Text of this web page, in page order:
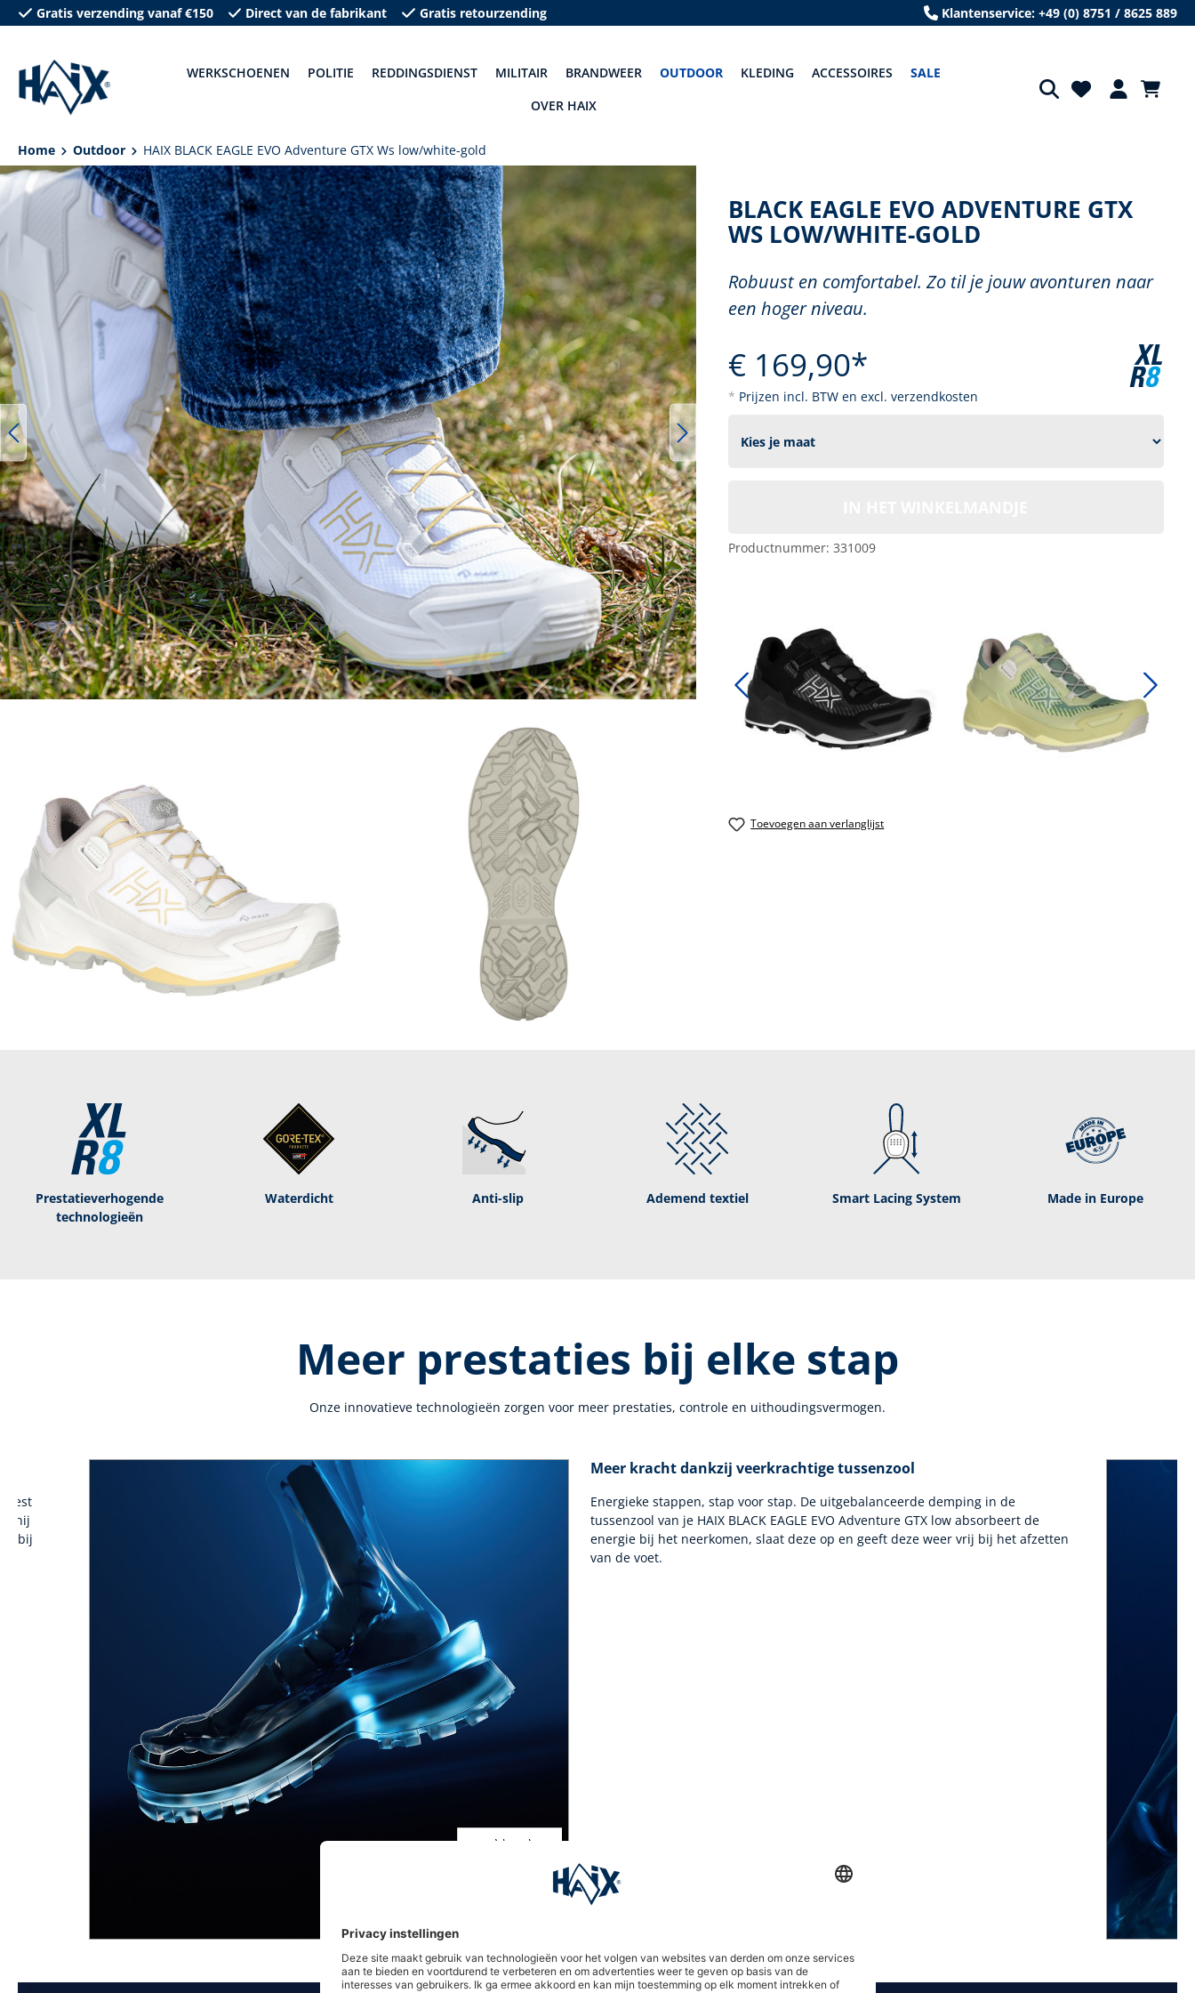
Ga naar de hoofdnavigatie
Gratis verzending vanaf €150 Direct van de fabrikant Gratis retourzending Klantenservice: +49 (0) 8751 / 8625 889
WERKSCHOENEN POLITIE REDDINGSDIENST MILITAIR BRANDWEER OUTDOOR KLEDING ACCESSOIRES
SALE
OVER HAIX
Home Outdoor
HAIX BLACK EAGLE EVO Adventure GTX Ws low/white-gold
Afbeeldingengalerij overslaan
BLACK EAGLE EVO ADVENTURE GTX
WS LOW/WHITE-GOLD
Robuust en comfortabel. Zo til je jouw avonturen naar
een hoger niveau.
€ 169,90*
* Prijzen incl. BTW en excl. verzendkosten
Productnummer: 331009
Toevoegen aan verlanglijst
Prestatieverhogende
technologieën
Waterdicht Anti-slip Ademend textiel Smart Lacing System Made in Europe
Meer prestaties bij elke stap
Onze innovatieve technologieën zorgen voor meer prestaties, controle en uithoudingsvermogen.
leest
hij
bij
Meer kracht dankzij veerkrachtige tussenzool
Energieke stappen, stap voor stap. De uitgebalanceerde demping in de
tussenzool van je HAIX BLACK EAGLE EVO Adventure GTX low absorbeert de
energie bij het neerkomen, slaat deze op en geeft deze weer vrij bij het afzetten
van de voet.